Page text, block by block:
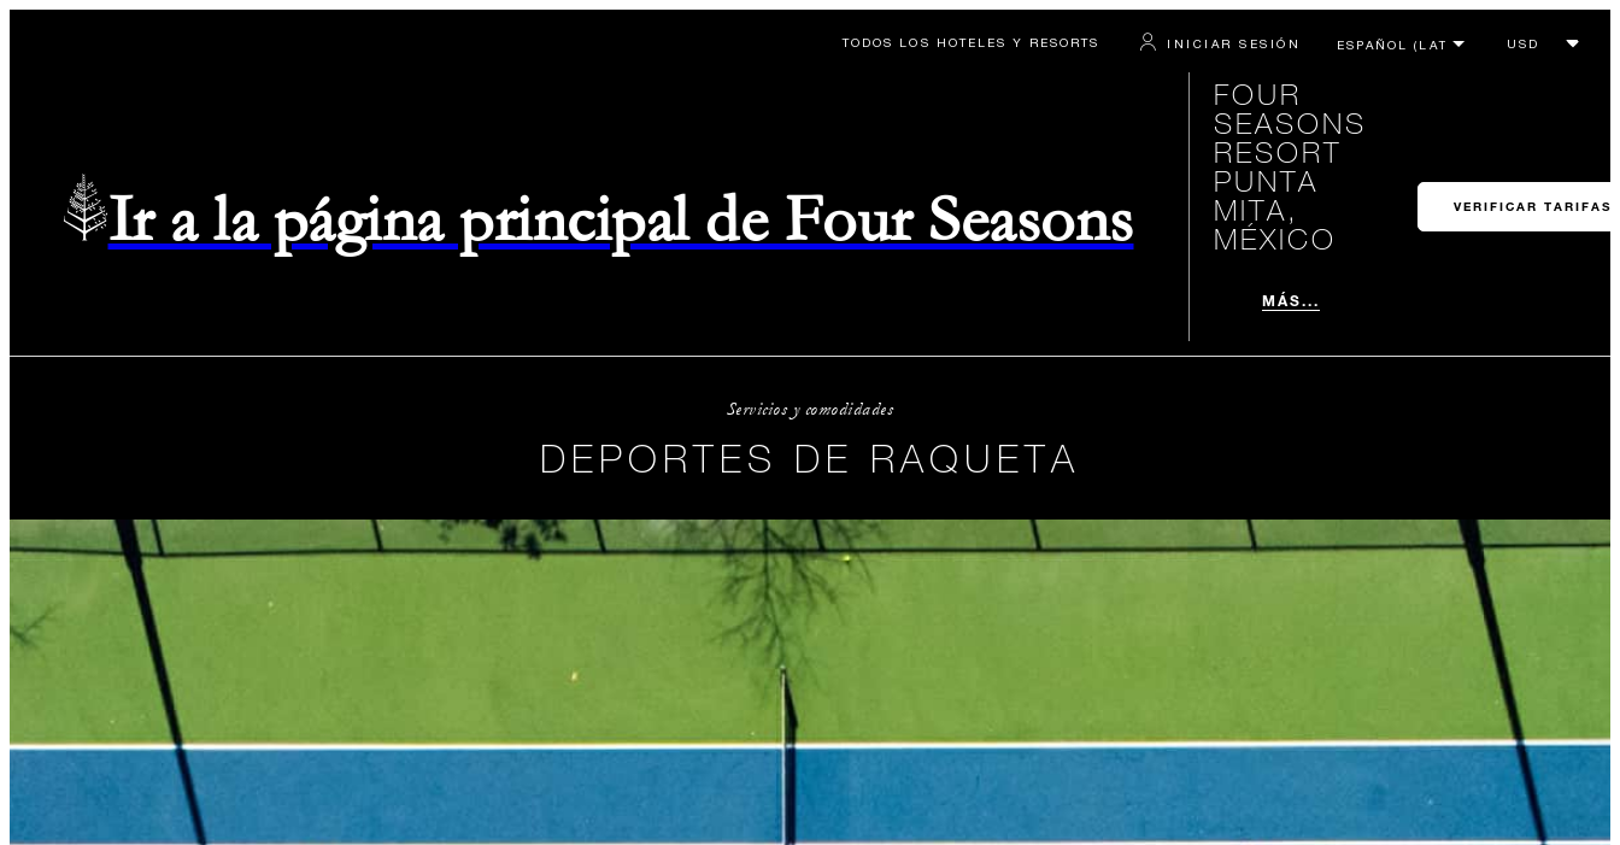
TODOS LOS HOTELES Y RESORTS INICIAR SESIÓN
Ir a la página principal de Four Seasons
FOUR
SEASONS
RESORT
PUNTA
MITA,
MÉXICO
MÁS...
VERIFICAR TARIFAS
Servicios y comodidades
DEPORTES DE RAQUETA